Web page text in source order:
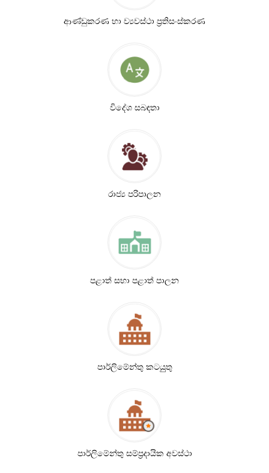
ආණ්ඩුකරණ හා ව්‍යවස්ථා ප්‍රතිසංස්කරණ
විදේශ සබඳතා
රාජ්‍ය පරිපාලන
පළාත් සභා පළාත් පාලන
පාර්ලිමේන්තු කටයුුතු
පාර්ලිමේන්තු සම්ප්‍ර‍දායික අවස්ථා